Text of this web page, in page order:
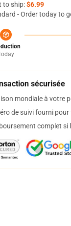
to ship:$6.99
- Order today to
sécurisée
mondiale à votre
de suivi fourni pour
complet si